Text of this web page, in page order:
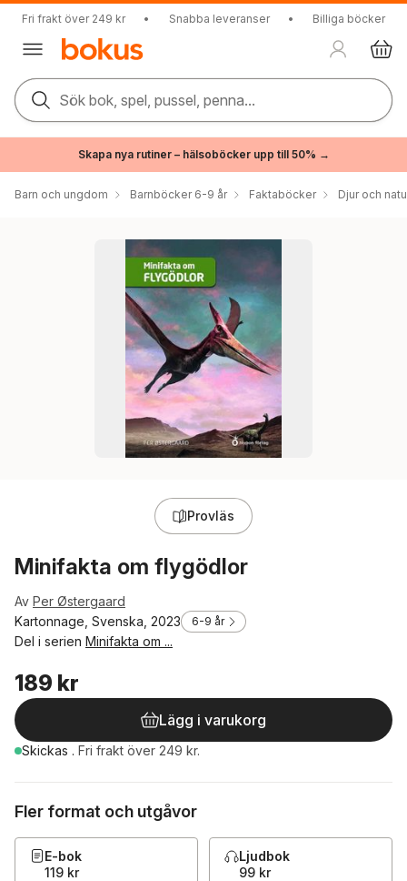
Fri frakt över 249 kr • Snabba leveranser • Billiga böcker
Sök bok, spel, pussel, penna...
Skapa nya rutiner – hälsoböcker upp till 50% →
Barn och ungdom Barnböcker 6-9 år Faktaböcker Djur och
Provläs
Minifakta om flygödlor
Av Per Østergaard
Kartonnage, Svenska, 2023
6-9 år
Del i serien Minifakta om ...
189 kr
Lägg i varukorg
Skickas . Fri frakt över 249 kr.
Fler format och utgåvor
E-bok
119 kr
Ljudbok
99 kr